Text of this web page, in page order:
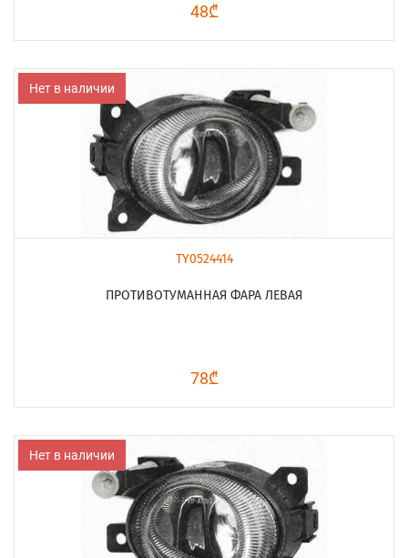
48₾
Нет в наличии
TY0524414
ПРОТИВОТУМАННАЯ ФАРА ЛЕВАЯ
78₾
Нет в наличии